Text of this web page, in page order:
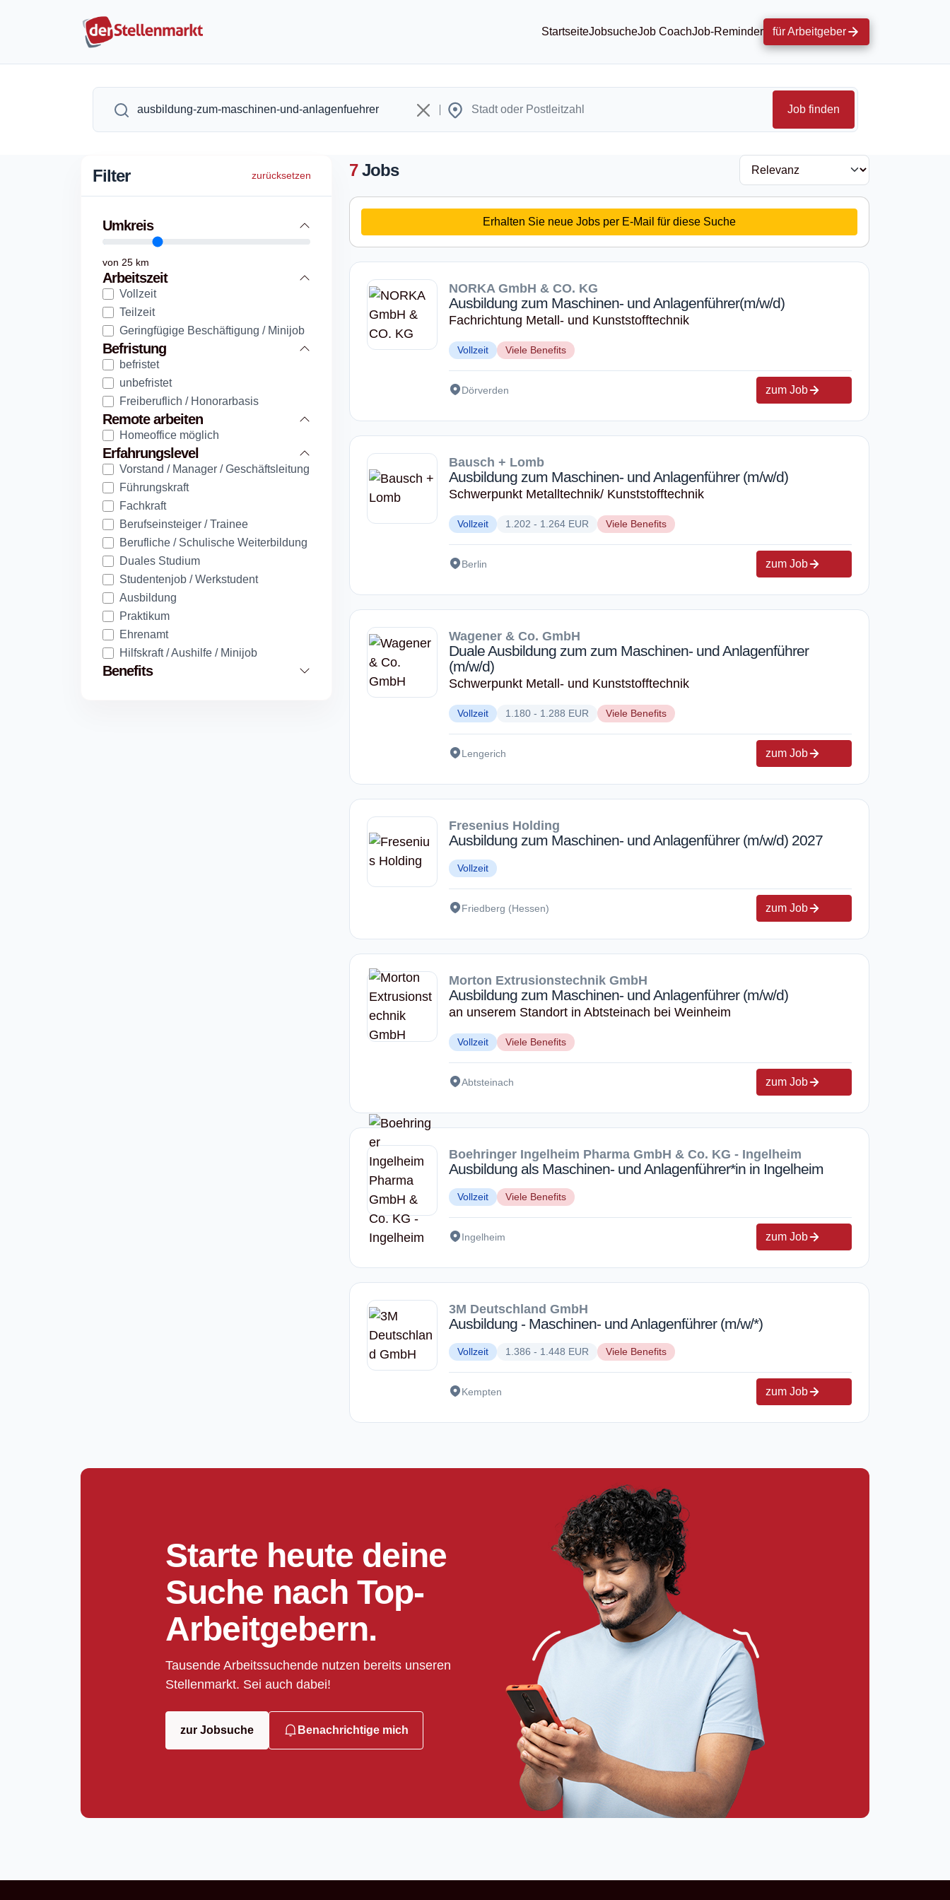
StartseiteJobsucheJob CoachJob-Reminder für Arbeitgeber
Job finden
Filter zurücksetzen
Umkreis
von 25 km
Arbeitszeit
Vollzeit
Teilzeit
Geringfügige Beschäftigung / Minijob
Befristung
befristet
unbefristet
Freiberuflich / Honorarbasis
Remote arbeiten
Homeoffice möglich
Erfahrungslevel
Vorstand / Manager / Geschäftsleitung
Führungskraft
Fachkraft
Berufseinsteiger / Trainee
Berufliche / Schulische Weiterbildung
Duales Studium
Studentenjob / Werkstudent
Ausbildung
Praktikum
Ehrenamt
Hilfskraft / Aushilfe / Minijob
Benefits
7Jobs
Erhalten Sie neue Jobs per E-Mail für diese Suche
NORKA GmbH & CO. KG
Ausbildung zum Maschinen- und Anlagenführer(m/w/d)
Fachrichtung Metall- und Kunststofftechnik
Vollzeit Viele Benefits
Dörverden zum Job
Bausch + Lomb
Ausbildung zum Maschinen- und Anlagenführer (m/w/d)
Schwerpunkt Metalltechnik/ Kunststofftechnik
Vollzeit 1.202 - 1.264 EUR Viele Benefits
Berlin zum Job
Wagener & Co. GmbH
Duale Ausbildung zum zum Maschinen- und Anlagenführer
(m/w/d)
Schwerpunkt Metall- und Kunststofftechnik
Vollzeit 1.180 - 1.288 EUR Viele Benefits
Lengerich zum Job
Fresenius Holding
Ausbildung zum Maschinen- und Anlagenführer (m/w/d) 2027
Vollzeit
Friedberg (Hessen) zum Job
Morton Extrusionstechnik GmbH
Ausbildung zum Maschinen- und Anlagenführer (m/w/d)
an unserem Standort in Abtsteinach bei Weinheim
Vollzeit Viele Benefits
Abtsteinach zum Job
Boehringer Ingelheim Pharma GmbH & Co. KG - Ingelheim
Ausbildung als Maschinen- und Anlagenführer*in in Ingelheim
Vollzeit Viele Benefits
Ingelheim zum Job
3M Deutschland GmbH
Ausbildung - Maschinen- und Anlagenführer (m/w/*)
Vollzeit 1.386 - 1.448 EUR Viele Benefits
Kempten zum Job
Starte heute deine
Suche nach Top-
Arbeitgebern.
Tausende Arbeitssuchende nutzen bereits unseren
Stellenmarkt. Sei auch dabei!
zur Jobsuche Benachrichtige mich